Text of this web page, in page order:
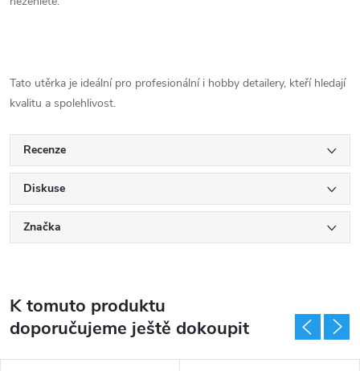
Tato utěrka je ideální pro profesionální i hobby detailery, kteří hledají
kvalitu a spolehlivost.
Recenze
Diskuse
Značka
K tomuto produktu
doporučujeme ještě dokoupit